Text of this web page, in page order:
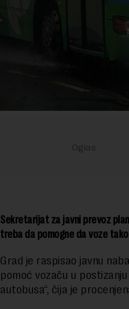
Sekretarijat za javni prevoz
treba da pomogne da voze
Grad je raspisao javnu
pomoć vozaču u
autobusa“, čija je